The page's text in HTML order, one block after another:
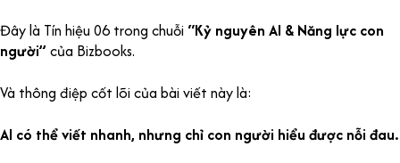
Đây là Tín hiệu 06 trong chuỗi “Kỷ nguyên AI & Năng lực con
người” của Bizbooks.
Và thông điệp cốt lõi của bài viết này là:
AI có thể viết nhanh, nhưng chỉ con người hiểu được nỗi đau.